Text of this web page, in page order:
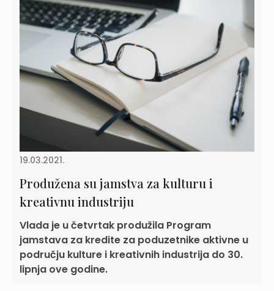
19.03.2021.
Produžena su jamstva za kulturu i
kreativnu industriju
Vlada je u četvrtak produžila Program
jamstava za kredite za poduzetnike aktivne u
području kulture i kreativnih industrija do 30.
lipnja ove godine.